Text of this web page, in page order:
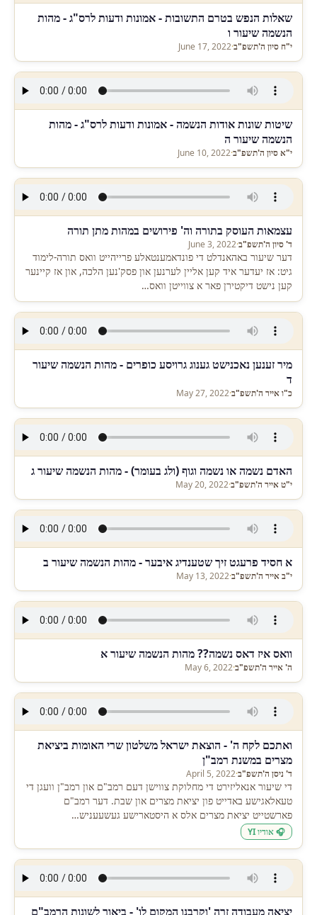
שאלות הנפש בטרם התשובות - אמונות ודעות לרס"ג - מהות
הנשמה שיעור ו
י"ח סיון ה'תשפ"ב·
June 17, 2022
שיטות שונות אודות הנשמה - אמונות ודעות לרס"ג - מהות
הנשמה שיעור ה
י"א סיון ה'תשפ"ב·
June 10, 2022
עצמאות העוסק בתורה וה' פירושים במהות מתן תורה
ד' סיון ה'תשפ"ב·
June 3, 2022
דער שיעור באהאנדלט די פונדאמענטאלע פרייהייט וואס תורה-לימוד
גיט: אז יעדער איד קען אליין לערנען און פסק'נען הלכה, און אז קיינער
קען נישט דיקטירן פאר א צווייטן וואס…
מיר זענען נאכנישט גענוג גרויסע כופרים - מהות הנשמה שיעור
ד
כ"ו אייר ה'תשפ"ב·
May 27, 2022
האדם נשמה או נשמה וגוף (ולג בעומר) - מהות הנשמה שיעור ג
י"ט אייר ה'תשפ"ב·
May 20, 2022
א חסיד פרעגט זיך שטענדיג איבער - מהות הנשמה שיעור ב
י"ב אייר ה'תשפ"ב·
May 13, 2022
וואס איז דאס נשמה?? מהות הנשמה שיעור א
ה' אייר ה'תשפ"ב·
May 6, 2022
ואתכם לקח ה' - הוצאת ישראל משלטון שרי האומות ביציאת
מצרים במשנת רמב"ן
ד' ניסן ה'תשפ"ב·
April 5, 2022
די שיעור אנאליזירט די מחלוקת צווישן דעם רמב"ם און רמב"ן וועגן די
טעאלאגישע באדייט פון יציאת מצרים און שבת. דער רמב"ם
פארשטייט יציאת מצרים אלס א היסטארישע געשעעניש…
🎧 אודיו YI
יציאה מעבודה זרה 'וקרבנו המקום לו' - ביאור לשונות הרמב"ם